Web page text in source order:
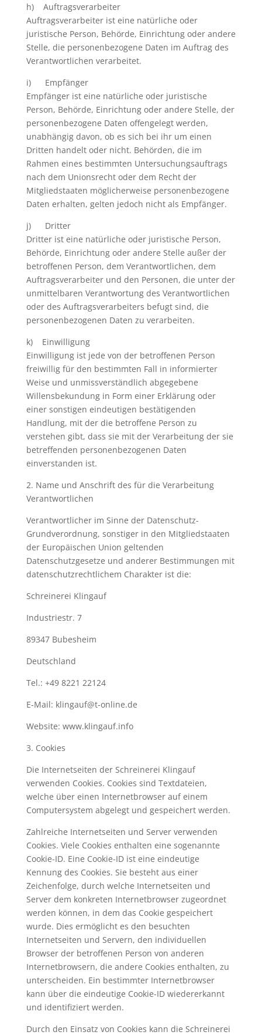
h) Auftragsverarbeiter
Auftragsverarbeiter ist eine natürliche oder
juristische Person, Behörde, Einrichtung oder andere
Stelle, die personenbezogene Daten im Auftrag des
Verantwortlichen verarbeitet.
i) Empfänger
Empfänger ist eine natürliche oder juristische
Person, Behörde, Einrichtung oder andere Stelle, der
personenbezogene Daten offengelegt werden,
unabhängig davon, ob es sich bei ihr um einen
Dritten handelt oder nicht. Behörden, die im
Rahmen eines bestimmten Untersuchungsauftrags
nach dem Unionsrecht oder dem Recht der
Mitgliedstaaten möglicherweise personenbezogene
Daten erhalten, gelten jedoch nicht als Empfänger.
j) Dritter
Dritter ist eine natürliche oder juristische Person,
Behörde, Einrichtung oder andere Stelle außer der
betroffenen Person, dem Verantwortlichen, dem
Auftragsverarbeiter und den Personen, die unter der
unmittelbaren Verantwortung des Verantwortlichen
oder des Auftragsverarbeiters befugt sind, die
personenbezogenen Daten zu verarbeiten.
k) Einwilligung
Einwilligung ist jede von der betroffenen Person
freiwillig für den bestimmten Fall in informierter
Weise und unmissverständlich abgegebene
Willensbekundung in Form einer Erklärung oder
einer sonstigen eindeutigen bestätigenden
Handlung, mit der die betroffene Person zu
verstehen gibt, dass sie mit der Verarbeitung der sie
betreffenden personenbezogenen Daten
einverstanden ist.
2. Name und Anschrift des für die Verarbeitung
Verantwortlichen
Verantwortlicher im Sinne der Datenschutz-
Grundverordnung, sonstiger in den Mitgliedstaaten
der Europäischen Union geltenden
Datenschutzgesetze und anderer Bestimmungen mit
datenschutzrechtlichem Charakter ist die:
Schreinerei Klingauf
Industriestr. 7
89347 Bubesheim
Deutschland
Tel.: +49 8221 22124
E-Mail: klingauf@t-online.de
Website: www.klingauf.info
3. Cookies
Die Internetseiten der Schreinerei Klingauf
verwenden Cookies. Cookies sind Textdateien,
welche über einen Internetbrowser auf einem
Computersystem abgelegt und gespeichert werden.
Zahlreiche Internetseiten und Server verwenden
Cookies. Viele Cookies enthalten eine sogenannte
Cookie-ID. Eine Cookie-ID ist eine eindeutige
Kennung des Cookies. Sie besteht aus einer
Zeichenfolge, durch welche Internetseiten und
Server dem konkreten Internetbrowser zugeordnet
werden können, in dem das Cookie gespeichert
wurde. Dies ermöglicht es den besuchten
Internetseiten und Servern, den individuellen
Browser der betroffenen Person von anderen
Internetbrowsern, die andere Cookies enthalten, zu
unterscheiden. Ein bestimmter Internetbrowser
kann über die eindeutige Cookie-ID wiedererkannt
und identifiziert werden.
Durch den Einsatz von Cookies kann die Schreinerei